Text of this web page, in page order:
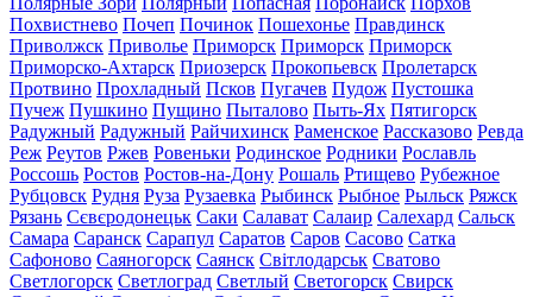
Похвистнево Почеп Починок Пошехонье Правдинск
Приволжск Приволье Приморск Приморск Приморск
Приморско-Ахтарск Приозерск Прокопьевск Пролетарск
Протвино Прохладный Псков Пугачев Пудож Пустошка
Пучеж Пушкино Пущино Пыталово Пыть-Ях Пятигорск
Радужный Радужный Райчихинск Раменское Рассказово Ревда
Реж Реутов Ржев Ровеньки Родинское Родники Рославль
Россошь Ростов Ростов-на-Дону Рошаль Ртищево Рубежное
Рубцовск Рудня Руза Рузаевка Рыбинск Рыбное Рыльск Ряжск
Рязань Сєвєродонецьк Саки Салават Салаир Салехард Сальск
Самара Саранск Сарапул Саратов Саров Сасово Сатка
Сафоново Саяногорск Саянск Світлодарськ Сватово
Светлогорск Светлоград Светлый Светогорск Свирск